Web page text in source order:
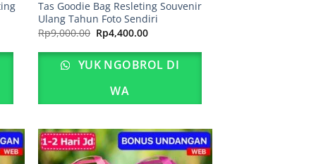
Tas Goodie Bag Resleting Souvenir
Ulang Tahun Foto Sendiri
Rp9,000.00 Harga
aslinya
adalah:
Rp9,000.00.
Rp4,400.00Harga
ini
adalah:
Rp4,400.00.
YUK NGOBROL DI
WA